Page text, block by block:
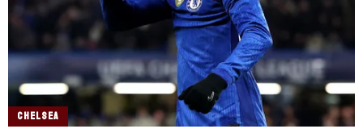
CHELSEA